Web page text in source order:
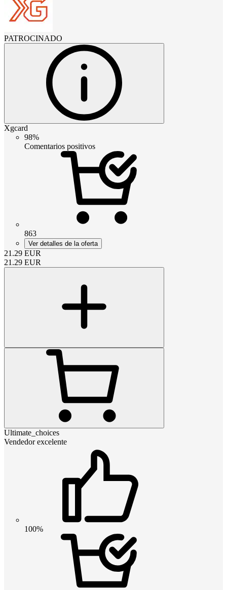
PATROCINADO
Xgcard
98%
Comentarios positivos
863
Ver detalles de la oferta
21.29 EUR
21.29 EUR
Ultimate_choices
Vendedor excelente
100%